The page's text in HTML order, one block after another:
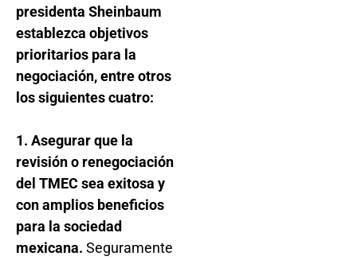
presidenta Sheinbaum
establezca objetivos
prioritarios para la
negociación, entre otros
los siguientes cuatro:
1. Asegurar que la
revisión o renegociación
del TMEC sea exitosa y
con amplios beneficios
para la sociedad
mexicana. Seguramente